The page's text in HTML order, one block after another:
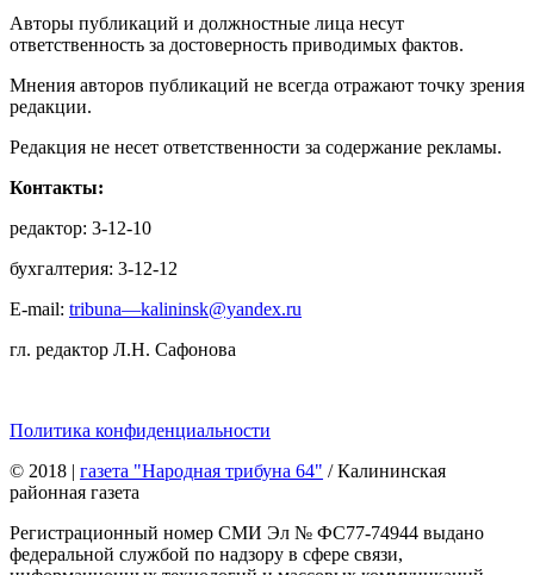
Авторы публикаций и должностные лица несут
ответственность за достоверность приводимых фактов.
Мнения авторов публикаций не всегда отражают точку зрения
редакции.
Редакция не несет ответственности за содержание рекламы.
Контакты:
редактор: 3-12-10
бухгалтерия: 3-12-12
E-mail: tribuna—kalininsk@yandex.ru
гл. редактор Л.Н. Сафонова
Политика конфиденциальности
© 2018 | газета "Народная трибуна 64" / Калининская
районная газета
Регистрационный номер СМИ Эл № ФС77-74944 выдано
федеральной службой по надзору в сфере связи,